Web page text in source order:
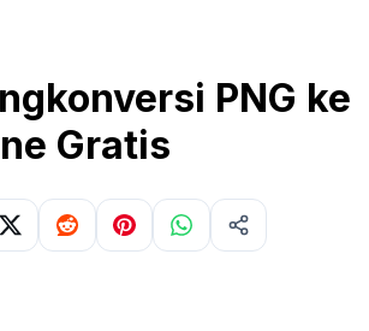
PNG ke
Gratis